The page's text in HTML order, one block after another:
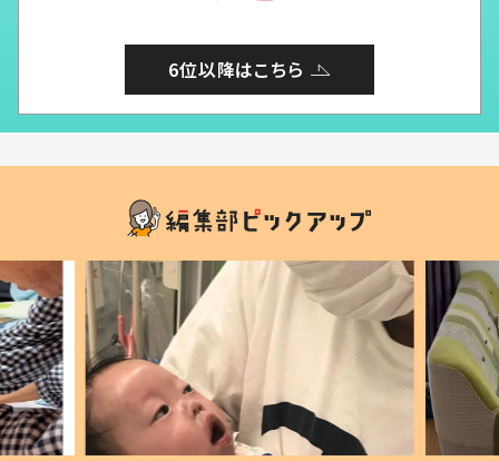
6位以降はこちら